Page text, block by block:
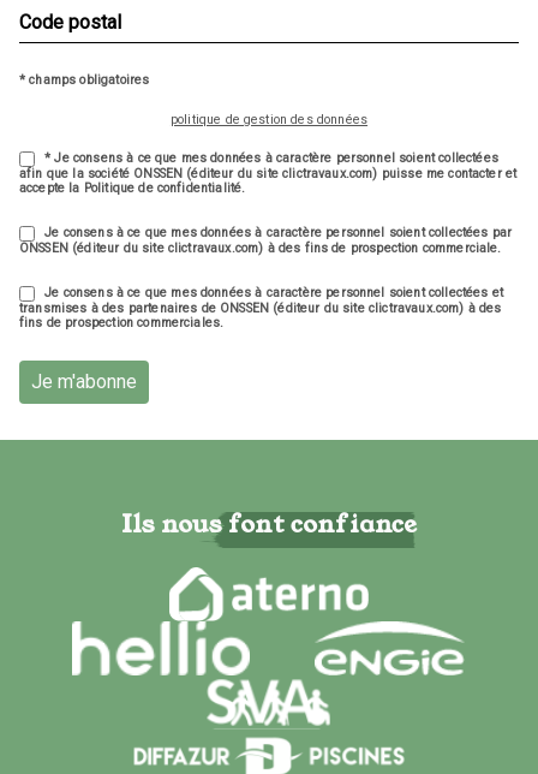
* champs obligatoires
politique de gestion des données
* Je consens à ce que mes données à caractère personnel soient collectées
afin que la société ONSSEN (éditeur du site clictravaux.com) puisse me contacter et
accepte la Politique de confidentialité.
Je consens à ce que mes données à caractère personnel soient collectées par
ONSSEN (éditeur du site clictravaux.com) à des fins de prospection commerciale.
Je consens à ce que mes données à caractère personnel soient collectées et
transmises à des partenaires de ONSSEN (éditeur du site clictravaux.com) à des
fins de prospection commerciales.
Je m'abonne
Ils nous font confiance